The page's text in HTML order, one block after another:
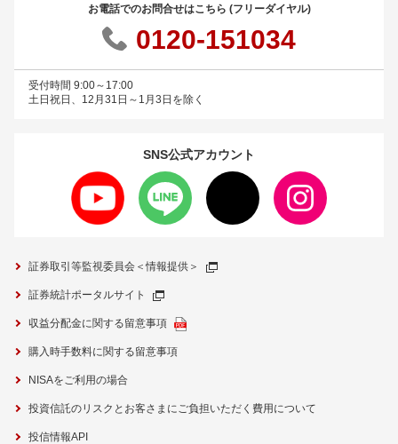
お電話でのお問合せはこちら (フリーダイヤル)
0120-151034
受付時間 9:00～17:00
土日祝日、12月31日～1月3日を除く
SNS公式アカウント
証券取引等監視委員会＜情報提供＞
証券統計ポータルサイト
収益分配金に関する留意事項
購入時手数料に関する留意事項
NISAをご利用の場合
投資信託のリスクとお客さまにご負担いただく費用について
投信情報API